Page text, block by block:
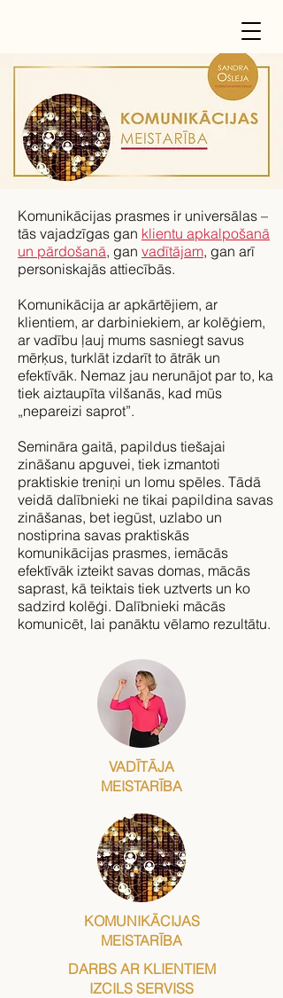
Komunikācijas prasmes ir universālas –
tās vajadzīgas gan klientu apkalpošanā
un pārdošanā, gan vadītājam, gan arī
personiskajās attiecībās.
Komunikācija ar apkārtējiem, ar
klientiem, ar darbiniekiem, ar kolēģiem,
ar vadību ļauj mums sasniegt savus
mērķus, turklāt izdarīt to ātrāk un
efektīvāk. Nemaz jau nerunājot par to, ka
tiek aiztaupīta vilšanās, kad mūs
„nepareizi saprot”.
Semināra gaitā, papildus tiešajai
zināšanu apguvei, tiek izmantoti
praktiskie treniņi un lomu spēles. Tādā
veidā dalībnieki ne tikai papildina savas
zināšanas, bet iegūst, uzlabo un
nostiprina savas praktiskās
komunikācijas prasmes, iemācās
efektīvāk izteikt savas domas, mācās
saprast, kā teiktais tiek uztverts un ko
sadzird kolēģi. Dalībnieki mācās
komunicēt, lai panāktu vēlamo rezultātu.
VADĪTĀJA
MEISTARĪBA
KOMUNIKĀCIJAS
MEISTARĪBA
DARBS AR KLIENTIEM
IZCILS SERVISS